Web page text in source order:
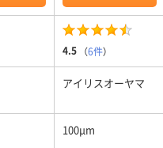
4.5 （6件）
アイリスオーヤマ
100μm